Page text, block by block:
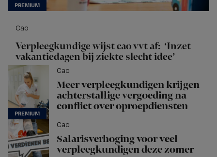
Cao
Verpleegkundige wijst cao vvt af: ‘Inzet
vakantiedagen bij ziekte slecht idee’
Cao
Meer verpleegkundigen krijgen
achterstallige vergoeding na
conflict over oproepdiensten
Cao
Salarisverhoging voor veel
verpleegkundigen deze zomer